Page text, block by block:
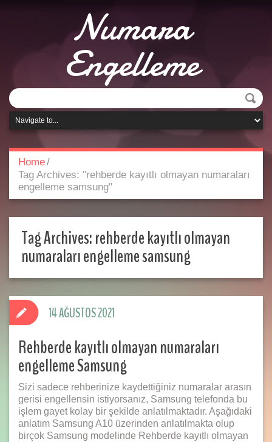
Numara
Engelleme
Home/
Tag Archives: "rehberde kayıtlı olmayan numaraları
engelleme samsung"
Tag Archives:rehberde kayıtlı olmayan
numaraları engelleme samsung
Rehberde kayıtlı olmayan numaraları
engelleme Samsung
Sizi sadece rehberinize kaydettiğiniz numaralar arasın
gerisi engellensin istiyorsanız, Samsung telefonda bu
işlem gayet kolay bir şekilde anlatılmaktadır. Aşağıdaki
anlatım Samsung A10 üzerinden anlatılmakta olup
birçok Samsung modelinde Rehberde kayıtlı olmayan
14 AĞUSTOS 2021